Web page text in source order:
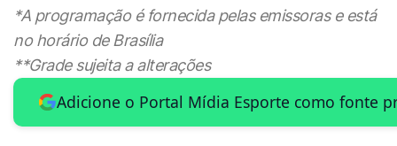
*A programação é fornecida pelas emissoras e está
no horário de Brasília
**Grade sujeita a alterações
Adicione o Portal Mídia Esporte como fonte